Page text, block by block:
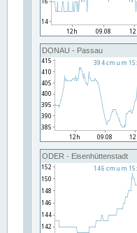
DONAU - Passau
ODER - Eisenhüttenstadt